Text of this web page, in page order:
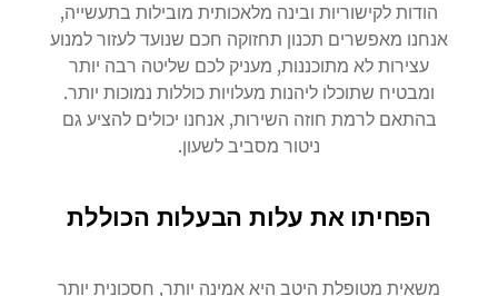
הודות לקישוריות ובינה מלאכותית מובילות בתעשייה,
אנחנו מאפשרים תכנון תחזוקה חכם שנועד לעזור למנוע
עצירות לא מתוכננות, מעניק לכם שליטה רבה יותר
ומבטיח שתוכלו ליהנות מעלויות כוללות נמוכות יותר.
בהתאם לרמת חוזה השירות, אנחנו יכולים להציע גם
ניטור מסביב לשעון.
הפחיתו את עלות הבעלות הכוללת
משאית מטופלת היטב היא אמינה יותר, חסכונית יותר